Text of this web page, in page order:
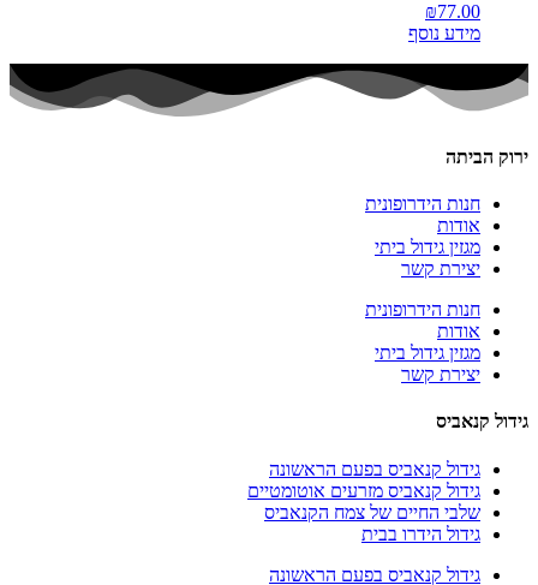
₪77.00
מידע נוסף
ירוק הביתה
חנות הידרופונית
אודות
מגזין גידול ביתי
יצירת קשר
חנות הידרופונית
אודות
מגזין גידול ביתי
יצירת קשר
גידול קנאביס
גידול קנאביס בפעם הראשונה
גידול קנאביס מזרעים אוטומטיים
שלבי החיים של צמח הקנאביס
גידול הידרו בבית
גידול קנאביס בפעם הראשונה